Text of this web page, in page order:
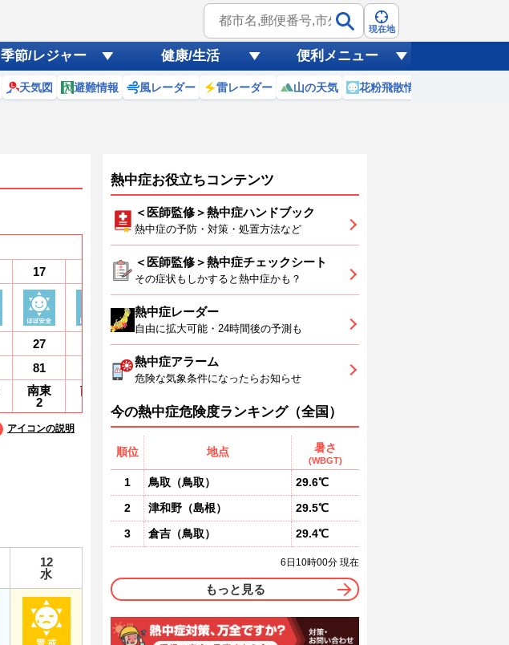
現在地
季節/レジャー 健康/生活 便利メニュー
天気図 避難情報 風レーダー 雷レーダー 山の天気 花粉飛散情報
17
27
81
南東
2
南東
19
26
83
2
20
26
83
1
21
26
27
23
29
71
アイコンの説明
12
水
熱中症お役立ちコンテンツ
＜医師監修＞熱中症ハンドブック
熱中症の予防・対策・処置方法など
＜医師監修＞熱中症チェックシート
その症状もしかすると熱中症かも？
熱中症レーダー
自由に拡大可能・24時間後の予測も
熱中症アラーム
危険な気象条件になったらお知らせ
今の熱中症危険度ランキング（全国）
順位 地点 暑さ
(WBGT)
1 鳥取 （鳥取）
29.6℃
2
津和野 （島根）
29.5℃
3
倉吉 （鳥取） 29.4℃
6日10時00分 現在
もっと見る